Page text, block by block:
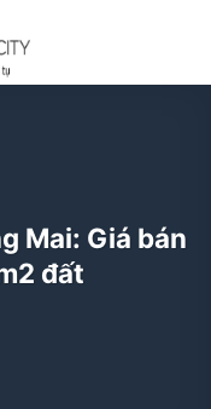
Mai: Giá bán
đất